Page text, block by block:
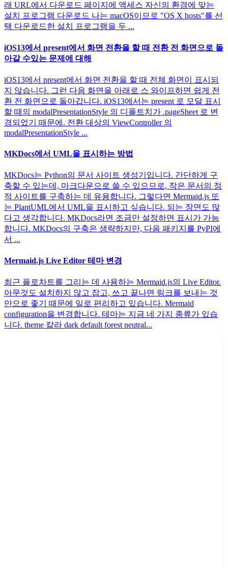
래 URL에서 다운로드 페이지에 액세스 자신의 환경에 맞는
설치 프로그램 다운로드 나는 macOS이므로 "OS X hosts"를 선
택 다운로드한 설치 프로그램을 두 ...
iOS13에서 present에서 화면 전환을 할 때 전환 전 화면으로 돌
아갈 수있는 문제에 대해
iOS13에서 present에서 화면 전환을 할 때 전체 화면이 표시되
지 않습니다. 그런 다음 화면을 아래로 스 와이프하면 쉽게 전
환 전 화면으로 돌아갑니다. iOS13에서는 present 로 모달 표시
할 때의 modalPresentationStyle 의 디폴트치가 .pageSheet 로 변
경되었기 때문에. 전환 대상의 ViewController 의
modalPresentationStyle ...
MKDocs에서 UML을 표시하는 방법
MKDocs는 Python의 문서 사이트 생성기입니다. 간단하게 구
축할 수 있는데, 마크다운으로 쓸 수 있으므로, 작은 문서의 정
적 사이트를 구축하는 데 유용합니다. 그렇다면 Mermaid.js 또
는 PlantUML에서 UML을 표시하고 싶습니다. 되는 장면도 많
다고 생각합니다. MKDocs라면 조금만 설정하면 표시가 가능
합니다. MKDocs의 구축은 생략하지만, 다음 패키지를 PyPI에
서 ...
Mermaid.js Live Editor 테마 변경
최근 플로차트를 그리는 데 사용하는 Mermaid.js의 Live Editor.
아무것도 설치하지 않고 잡고, 쓰고 끝나면 링크를 보내는 것
만으로 좋기 때문에 일로 편리하고 있습니다. Mermaid
configuration을 변경합니다. 테마는 지금 네 가지 종류가 있습
니다. theme 칼라 dark default forest neutral...